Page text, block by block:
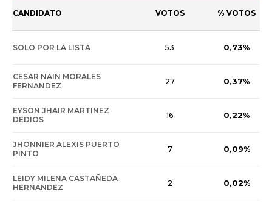
CANDIDATO VOTOS % VOTOS
SOLO POR LA LISTA 53 0,73%
CESAR NAIN MORALES
FERNANDEZ
27 0,37%
EYSON JHAIR MARTINEZ
DEDIOS
16 0,22%
JHONNIER ALEXIS PUERTO
PINTO
7 0,09%
LEIDY MILENA CASTAÑEDA
HERNANDEZ
2 0,02%